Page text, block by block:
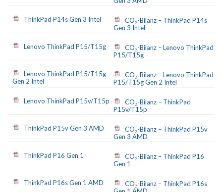
ThinkPad P14s Gen 3 Intel
CO₂-Bilanz – ThinkPad P14s
Gen 3 Intel
Lenovo ThinkPad P15/T15g
CO₂-Bilanz – Lenovo ThinkPad
P15/T15g
Lenovo ThinkPad P15/T15g
Gen 2 Intel
CO₂-Bilanz – Lenovo ThinkPad
P15/T15g Gen 2 Intel
Lenovo ThinkPad P15v/T15p
CO₂-Bilanz – ThinkPad
P15v/T15p
ThinkPad P15v Gen 3 AMD
CO₂-Bilanz – ThinkPad P15v
Gen 3 AMD
ThinkPad P16 Gen 1
CO₂-Bilanz – ThinkPad P16
Gen 1
ThinkPad P16s Gen 1 AMD
CO₂-Bilanz – ThinkPad P16s